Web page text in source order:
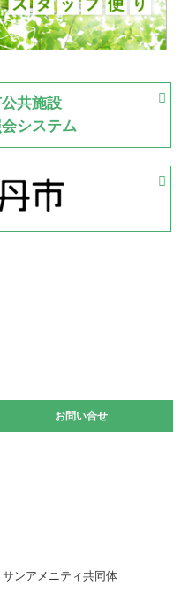
場
古池運動広場
開催
の部
開催☆
ル大会が開催されました
共施設
システム
お問い合せ
お問い合せ
ンアメニティ共同体